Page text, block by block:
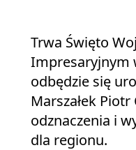
Trwa Święto
Impresaryjnym
odbędzie się
Marszałek Piotr
odznaczenia i
dla regionu.